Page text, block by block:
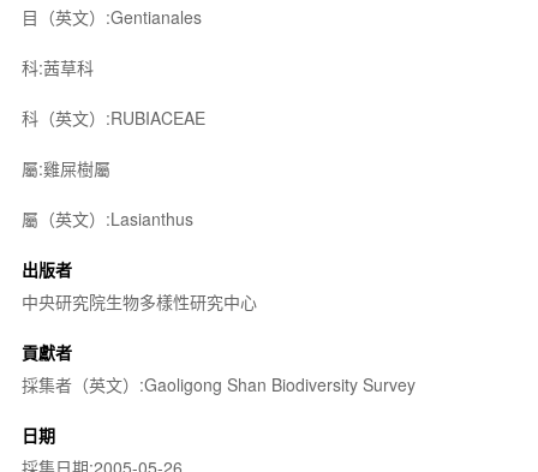
目（英文）:Gentianales
科:茜草科
科（英文）:RUBIACEAE
屬:雞屎樹屬
屬（英文）:Lasianthus
出版者
中央研究院生物多樣性研究中心
貢獻者
採集者（英文）:Gaoligong Shan Biodiversity Survey
日期
採集日期:2005-05-26